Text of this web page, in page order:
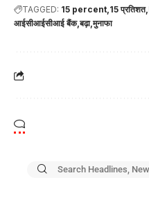
TAGGED: 15 percent 15 प्रतिशत
आईसीआईसीआई बैंक बढ़ा मुनाफा